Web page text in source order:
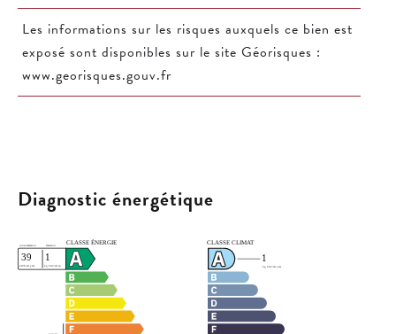
Les informations sur les risques auxquels ce bien est
exposé sont disponibles sur le site Géorisques :
www.georisques.gouv.fr
Diagnostic énergétique